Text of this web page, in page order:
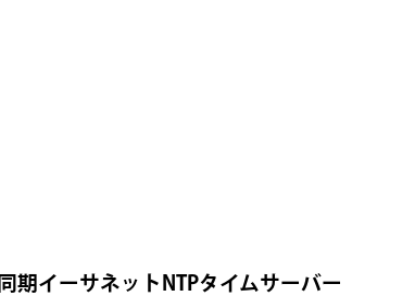
期イーサネットNTPタイムサーバー